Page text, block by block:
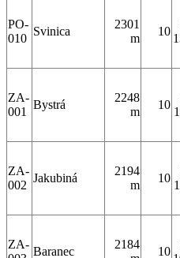
PO-
010
Svinica
2301
m
10
ZA-
001
Bystrá
2248
m
10
ZA-
002
Jakubiná
2194
m
10
ZA-
Baranec
2184
10